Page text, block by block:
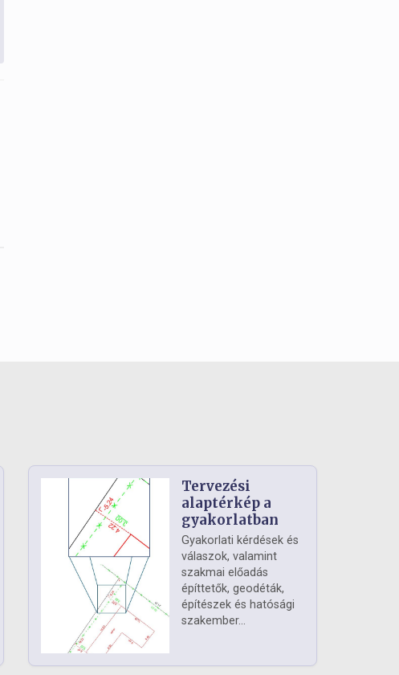
Tervezési
alaptérkép a
gyakorlatban
Gyakorlati kérdések és
válaszok, valamint
szakmai előadás
építtetők, geodéták,
építészek és hatósági
szakember...